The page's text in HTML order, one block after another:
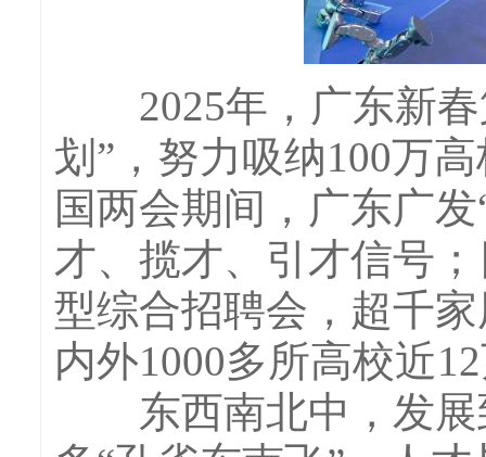
2025年，广东新春
划”，努力吸纳100万
国两会期间，广东广
才、揽才、引才信号
型综合招聘会，超千
内外1000多所高校近
东西南北中，发展